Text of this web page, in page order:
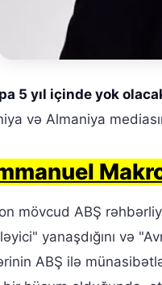
5 yıl içinde yok
və Almaniya
mövcud ABŞ
yanaşdığını və
ABŞ ilə